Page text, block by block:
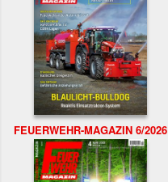
FEUERWEHR-MAGAZIN 6/2026